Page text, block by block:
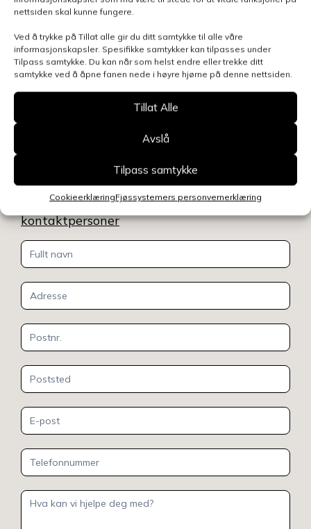
nettsiden skal kunne fungere.
Ved å trykke på Tillat alle gir du ditt samtykke til alle våre
informasjonskapsler. Spesifikke samtykker kan tilpasses under
Tilpass samtykke. Du kan når som helst endre eller trekke ditt
samtykke ved å åpne fanen nede i høyre hjørne på denne nettsiden.
Tillat Alle
Avslå
Tilpass samtykke
CookieerklæringFjøssystemers personvernerklæring
Benytt skjemaet for å gjøre en henvendelse
relatert til denne siden, så blir du kontaktet
innen kort tid.Klikk her for å se oversikt over
kontaktpersoner
Kontakt
oss